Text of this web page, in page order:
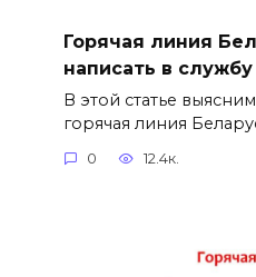
Горячая линия
написать в
В этой статье
горячая линия
0 12.4к.